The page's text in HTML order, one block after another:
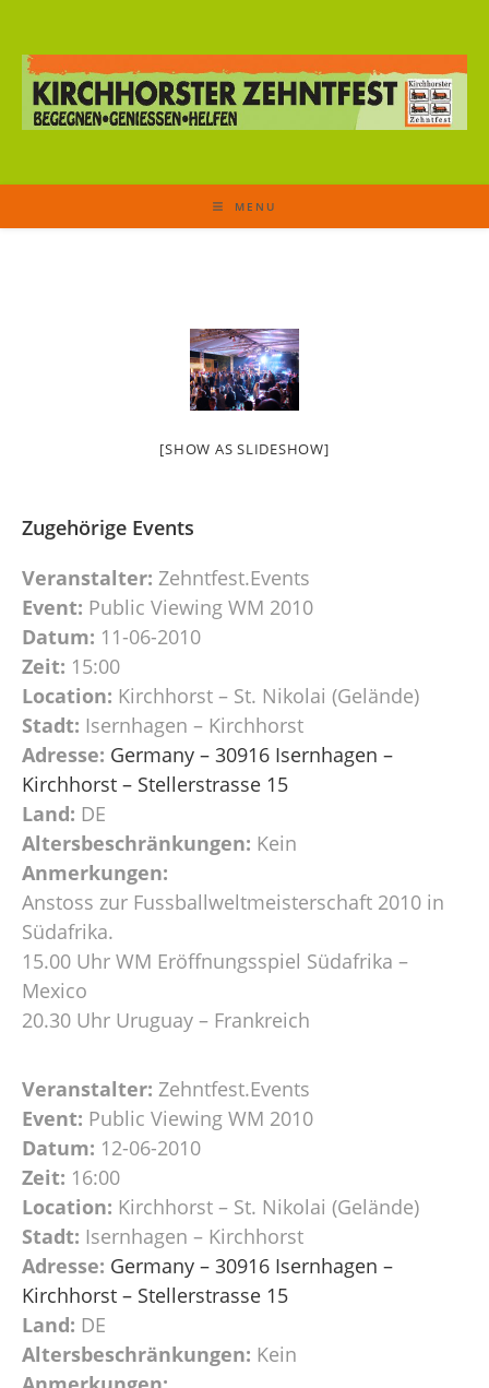
MENU
[SHOW AS SLIDESHOW]
Zugehörige Events
Veranstalter: Zehntfest.Events
Event: Public Viewing WM 2010
Datum: 11-06-2010
Zeit: 15:00
Location: Kirchhorst – St. Nikolai (Gelände)
Stadt: Isernhagen – Kirchhorst
Adresse: Germany – 30916 Isernhagen –
Kirchhorst – Stellerstrasse 15
Land: DE
Altersbeschränkungen: Kein
Anmerkungen:
Anstoss zur Fussballweltmeisterschaft 2010 in
Südafrika.
15.00 Uhr WM Eröffnungsspiel Südafrika –
Mexico
20.30 Uhr Uruguay – Frankreich
Veranstalter: Zehntfest.Events
Event: Public Viewing WM 2010
Datum: 12-06-2010
Zeit: 16:00
Location: Kirchhorst – St. Nikolai (Gelände)
Stadt: Isernhagen – Kirchhorst
Adresse: Germany – 30916 Isernhagen –
Kirchhorst – Stellerstrasse 15
Land: DE
Altersbeschränkungen: Kein